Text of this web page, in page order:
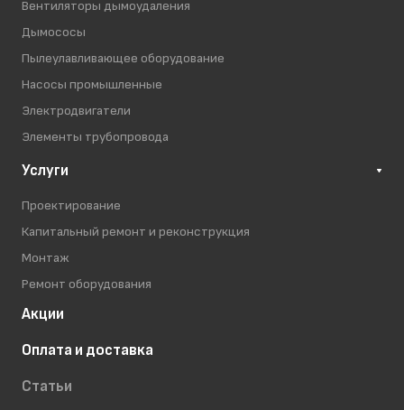
Вентиляторы дымоудаления
Дымососы
Пылеулавливающее оборудование
Насосы промышленные
Электродвигатели
Элементы трубопровода
Услуги
Проектирование
Капитальный ремонт и реконструкция
Монтаж
Ремонт оборудования
Акции
Оплата и доставка
Статьи